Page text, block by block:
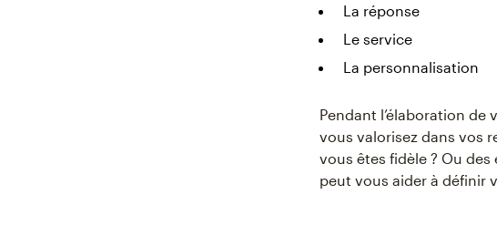
La réponse
Le service
La personnalisation
Pendant l’élaboration
vous valorisez dans vos
vous êtes fidèle ? Ou
peut vous aider à définir